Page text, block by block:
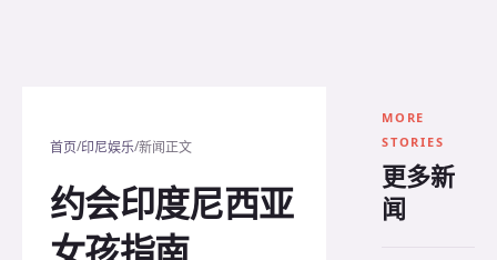
首页/印尼娱乐/新闻正文
约会印度尼西亚
MORE
STORIES
更多新
闻